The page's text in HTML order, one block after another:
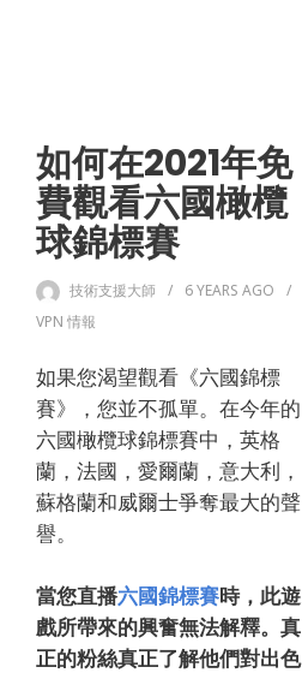
如何在2021年免
費觀看六國橄欖
球錦標賽
技術支援大師 6 YEARS AGO
VPN 情報
如果您渴望觀看《六國錦標
賽》，您並不孤單。 在今年的
六國橄欖球錦標賽中，英格
蘭，法國，愛爾蘭，意大利，
蘇格蘭和威爾士爭奪最大的聲
譽。
當您直播六國錦標賽時，此遊
戲所帶來的興奮無法解釋。 真
正的粉絲真正了解他們對出色